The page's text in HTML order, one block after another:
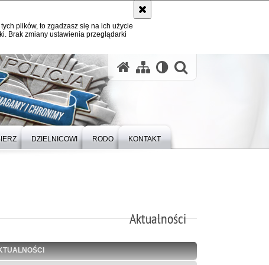
plików, to zgadzasz się na ich użycie
Brak zmiany ustawienia przeglądarki
DZIELNICOWI RODO KONTAKT
Aktualności